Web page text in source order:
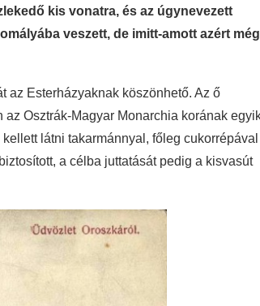
kis vonatra, és az úgynevezett
veszett, de imitt-amott azért még
az Esterházyaknak köszönhető. Az ő
Osztrák-Magyar Monarchia korának
látni takarmánnyal, főleg cukorrépával
a célba juttatását pedig a kisvasút